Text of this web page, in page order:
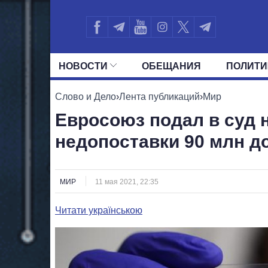
НОВОСТИ ОБЕЩАНИЯ
ВСЕ ПОЛИТИКИ ПРЕЗИДЕНТ И
Слово и Дело›Лента публикаций›Мир
Евросоюз подал в суд
недопоставки 90 млн
МИР 11 мая 2021, 22:35
Читати українською